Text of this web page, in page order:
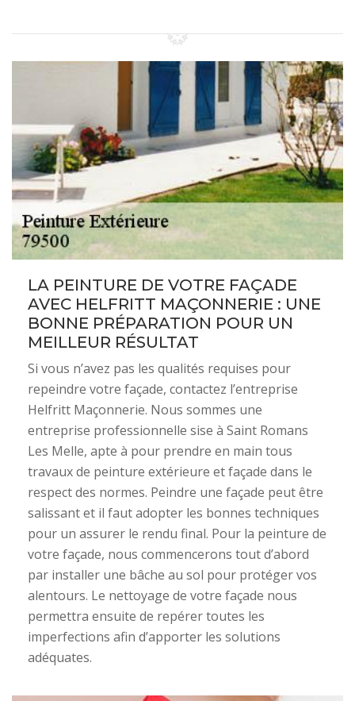
LA PEINTURE DE VOTRE FAÇADE
AVEC HELFRITT MAÇONNERIE : UNE
BONNE PRÉPARATION POUR UN
MEILLEUR RÉSULTAT
Si vous n’avez pas les qualités requises pour
repeindre votre façade, contactez l’entreprise
Helfritt Maçonnerie. Nous sommes une
entreprise professionnelle sise à Saint Romans
Les Melle, apte à pour prendre en main tous
travaux de peinture extérieure et façade dans le
respect des normes. Peindre une façade peut être
salissant et il faut adopter les bonnes techniques
pour un assurer le rendu final. Pour la peinture de
votre façade, nous commencerons tout d’abord
par installer une bâche au sol pour protéger vos
alentours. Le nettoyage de votre façade nous
permettra ensuite de repérer toutes les
imperfections afin d’apporter les solutions
adéquates.